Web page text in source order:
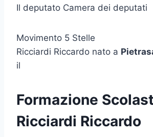
Il deputato Camera dei deputati
Movimento 5 Stelle
Ricciardi Riccardo nato a
il
Formazione
Ricciardi Riccardo